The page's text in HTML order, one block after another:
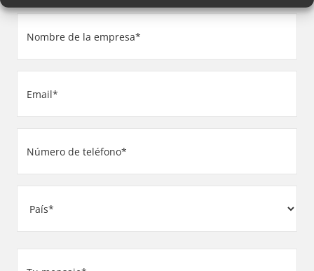
de
la
(Obligatorio)
(Obligatorio)
de
teléfono